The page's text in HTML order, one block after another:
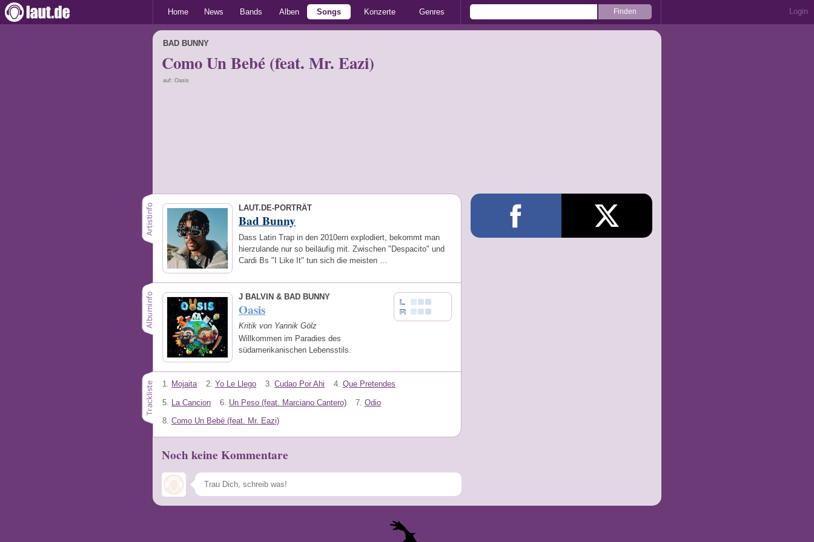
Home News Bands Alben Songs Konzerte Genres Login
BAD BUNNY
Como Un Bebé (feat. Mr. Eazi)
auf: Oasis
LAUT.DE-PORTRÄT
Bad Bunny
Dass Latin Trap in den 2010ern explodiert, bekommt man
hierzulande nur so beiläufig mit. Zwischen "Despacito" und
Cardi Bs "I Like It" tun sich die meisten …
J BALVIN & BAD BUNNY
Oasis
Kritik von Yannik Gölz
Willkommen im Paradies des
südamerikanischen Lebensstils.
1. Mojaita 2. Yo Le Llego 3. Cudao Por Ahi 4. Que Pretendes
5. La Cancion 6. Un Peso (feat. Marciano Cantero) 7. Odio
8. Como Un Bebé (feat. Mr. Eazi)
Noch keine Kommentare
Speichern